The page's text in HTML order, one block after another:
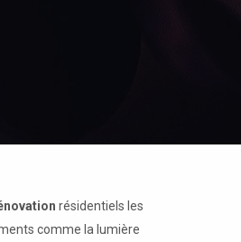
résidentiels les
comme la lumière